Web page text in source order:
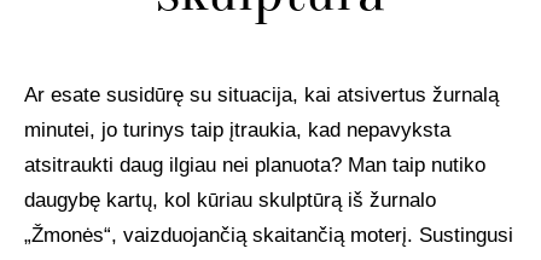
MENO OBJEKTAI
UŽSAKOMIEJI PROJEKTAI
Ar esate susidūrę su situacija, kai atsivertus žurnalą
minutei, jo turinys taip įtraukia, kad nepavyksta
atsitraukti daug ilgiau nei planuota? Man taip nutiko
daugybę kartų, kol kūriau skulptūrą iš žurnalo
„Žmonės“, vaizduojančią skaitančią moterį. Sustingusi